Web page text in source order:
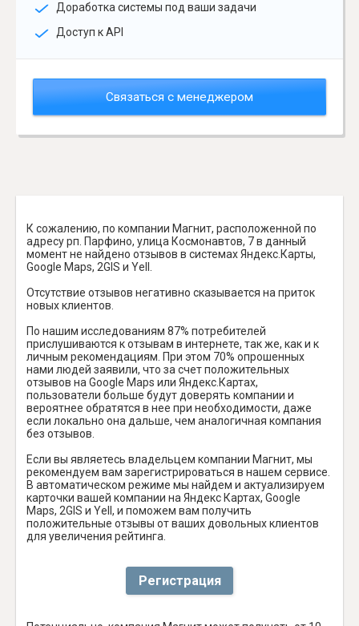
Доработка системы под ваши задачи
Доступ к API
Связаться с менеджером
К сожалению, по компании Магнит, расположенной по
адресу рп. Парфино, улица Космонавтов, 7 в данный
момент не найдено отзывов в системах Яндекс.Карты,
Google Maps, 2GIS и Yell.
Отсутствие отзывов негативно сказывается на приток
новых клиентов.
По нашим исследованиям 87% потребителей
прислушиваются к отзывам в интернете, так же, как и к
личным рекомендациям. При этом 70% опрошенных
нами людей заявили, что за счет положительных
отзывов на Google Maps или Яндекс.Картах,
пользователи больше будут доверять компании и
вероятнее обратятся в нее при необходимости, даже
если локально она дальше, чем аналогичная компания
без отзывов.
Если вы являетесь владельцем компании Магнит, мы
рекомендуем вам зарегистрироваться в нашем сервисе.
В автоматическом режиме мы найдем и актуализируем
карточки вашей компании на Яндекс Картах, Google
Maps, 2GIS и Yell, и поможем вам получить
положительные отзывы от ваших довольных клиентов
для увеличения рейтинга.
Регистрация